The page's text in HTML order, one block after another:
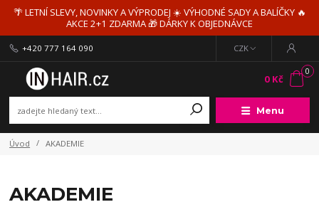
🌴 LETNÍ SLEVY, NOVINKY A VÝPRODEJ ☀️ VÝHODNÉ SADY A BALÍČKY 🔥
AKCE 2+1 ZDARMA 🎁 DÁRKY K OBJEDNÁVCE
Menu
CZK
+420 777 164 090
0
0 Kč
Úvod AKADEMIE
AKADEMIE